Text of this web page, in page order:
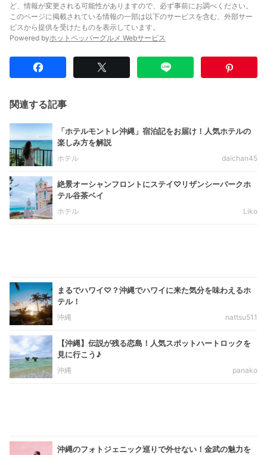
ど、情報が変更される可能性がありますので、必ず事前にお調べください。
このページに掲載されている情報の一部は以下のサービスを含む、外部サー
ビスから提供を受けたものを表示しています。
Powered byホットペッパーグルメ Webサービス
関連する記事
「ホテルモントレ沖縄」宿泊記をお届け！人気ホテルの
楽しみ方を解説
ホテル daichan45
絶景オーシャンフロントにステイ♡リザンシーパークホ
テル谷茶ベイ
ホテル Liko
まるでハワイ♡？沖縄でハワイに来た気分を味わえるホ
テル！
沖縄 nattsu511
【沖縄】伝説が残る恋島！人気スポットハートロックを
見に行こう♪
沖縄 panako
沖縄のフォトジェニック巡りで外せない！金武の魅力を